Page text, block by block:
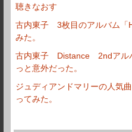
聴きなおす
古内東子 3枚目のアルバム「
みた。
古内東子 Distance 2ndアル
っと意外だった。
ジュディアンドマリーの人気
ってみた。